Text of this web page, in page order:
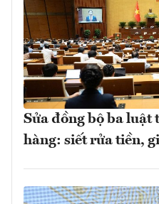
Sửa đồng bộ ba luật
hàng: siết rửa tiền,